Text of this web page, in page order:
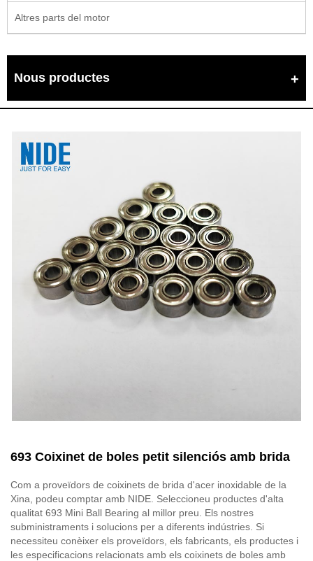
Altres parts del motor
Nous productes
693 Coixinet de boles petit silenciós amb brida
Com a proveïdors de coixinets de brida d'acer inoxidable de la
Xina, podeu comptar amb NIDE. Seleccioneu productes d'alta
qualitat 693 Mini Ball Bearing al millor preu. Els nostres
subministraments i solucions per a diferents indústries. Si
necessiteu conèixer els proveïdors, els fabricants, els productes i
les especificacions relacionats amb els coixinets de boles amb